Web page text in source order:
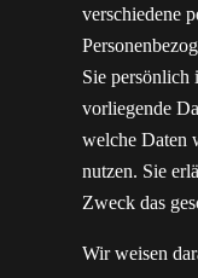
verschiedene
Sie
vorliegende
welche Daten
nutzen. Sie
Zweck das
Wir weisen